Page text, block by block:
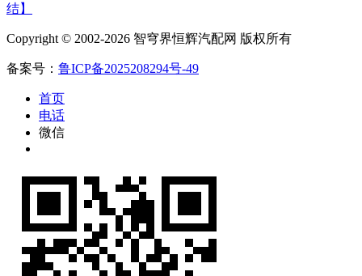
结】
Copyright © 2002-2026 智穹界恒辉汽配网 版权所有
备案号： 鲁ICP备2025208294号-49
首页
电话
微信